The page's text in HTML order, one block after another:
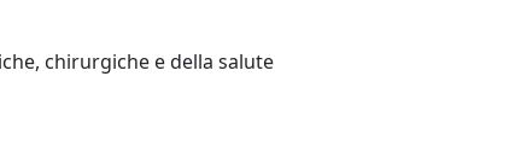
chirurgiche e della salute